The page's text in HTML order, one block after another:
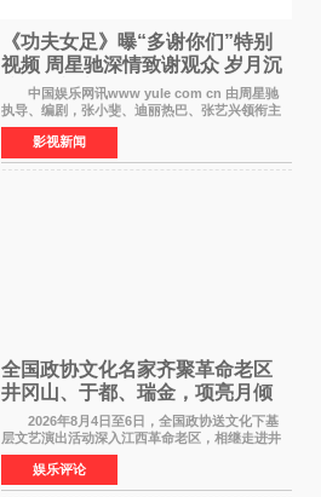
《功夫女足》曝“多谢你们”特别
视频 周星驰深情致谢观众 岁月沉
淀不灭初心
中国娱乐网讯www yule com cn 由周星驰
执导、编剧，张小斐、迪丽热巴、张艺兴领衔主
演，刘嘉玲、佐藤健特别出演，艾米、雪野、蔡
思贝、胡予安、倪好特别介绍的喜剧电影《功夫
女足》释出多谢你
影视新闻
全国政协文化名家齐聚革命老区
井冈山、于都、瑞金，项亮月倾
情献唱《桃花谣》致敬红色沃土
2026年8月4日至6日，全国政协送文化下基
层文艺演出活动深入江西革命老区，相继走进井
冈山、于都长征出发地、瑞金三地。由全国政协
文化文史和学习委员会副主任、甘肃省政协原主
席欧阳坚率团，一
娱乐评论